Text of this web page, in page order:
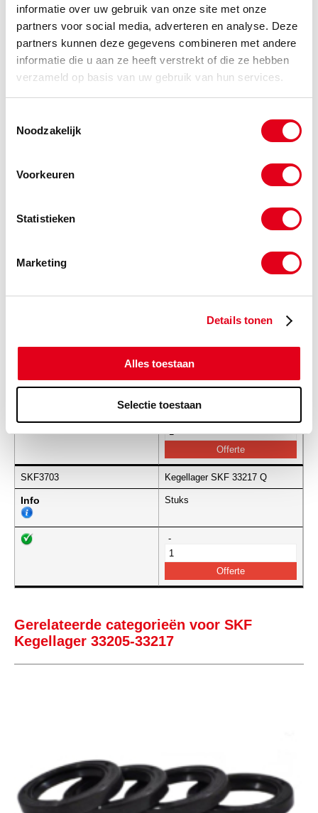
informatie over uw gebruik van onze site met onze
partners voor social media, adverteren en analyse. Deze
partners kunnen deze gegevens combineren met andere
informatie die u aan ze heeft verstrekt of die ze hebben
verzameld op basis van uw gebruik van hun services.
Noodzakelijk
Voorkeuren
Statistieken
Marketing
Details tonen
Alles toestaan
Selectie toestaan
Info Stuks
Info
Info
-
Info Stuks
SKF3703 Kegellager SKF 33217 Q
Info Stuks
-
Gerelateerde categorieën voor SKF
Kegellager 33205-33217